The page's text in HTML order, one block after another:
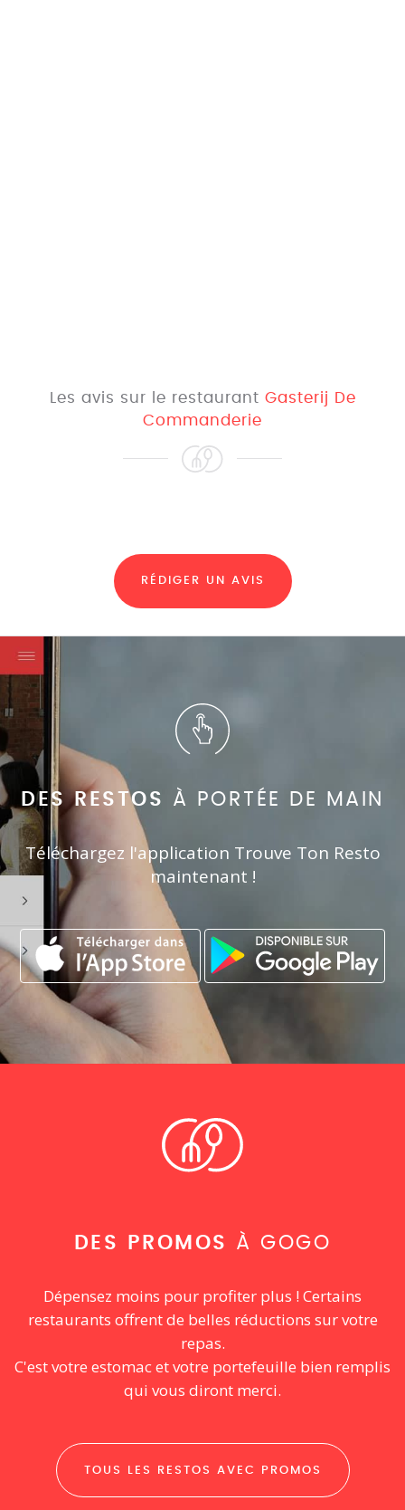
Les avis sur le restaurant Gasterij De
Commanderie
RÉDIGER UN AVIS
DES RESTOS À PORTÉE DE MAIN
Téléchargez l'application Trouve Ton Resto
maintenant !
DES PROMOS À GOGO
Dépensez moins pour profiter plus ! Certains
restaurants offrent de belles réductions sur votre
repas.
C'est votre estomac et votre portefeuille bien remplis
qui vous diront merci.
TOUS LES RESTOS AVEC PROMOS